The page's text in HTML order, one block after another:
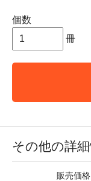
個数
冊
その他の詳
販売価格